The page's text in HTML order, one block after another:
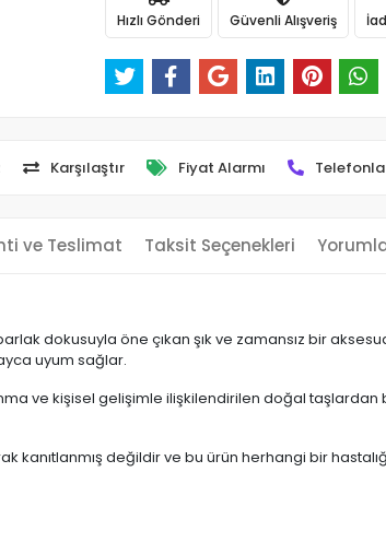
Hızlı Gönderi Güvenli Alışveriş
Karşılaştır Fiyat Alarmı
ve Teslimat Taksit Seçenekleri
dokusuyla öne çıkan şık ve zamansız bir
uyum sağlar.
ve kişisel gelişimle ilişkilendirilen doğal
değildir ve bu ürün herhangi bir